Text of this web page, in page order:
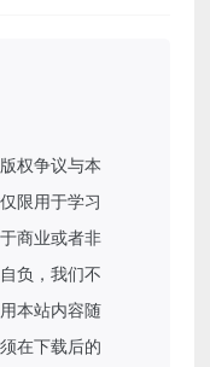
权争议与本
限用于学习
商业或者非
负，我们不
本站内容随
在下载后的